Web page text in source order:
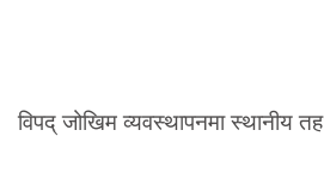
विपद् जोखिम व्यवस्थापनमा स्थानीय तह